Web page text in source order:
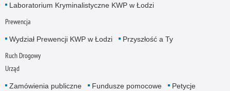
Laboratorium Kryminalistyczne KWP w Łodzi
Prewencja
Wydział Prewencji KWP w Łodzi Przyszłość a Ty
Ruch Drogowy
Urząd
Zamówienia publiczne Fundusze pomocowe
Petycje